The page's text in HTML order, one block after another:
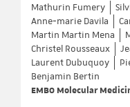
Mathurin Fumery
Anne‐marie Davila
Martin Martin Mena
Christel Rousseaux
Laurent Dubuquoy
Benjamin Bertin
EMBO Molecular